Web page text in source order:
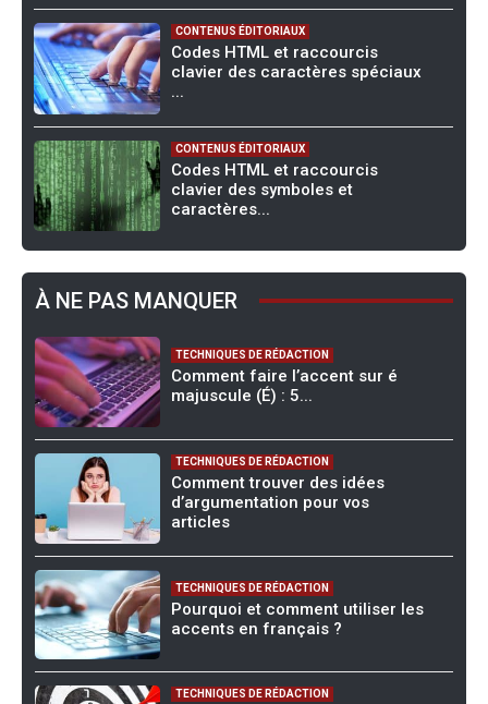
CONTENUS ÉDITORIAUX
Codes HTML et raccourcis
clavier des caractères spéciaux
...
CONTENUS ÉDITORIAUX
Codes HTML et raccourcis
clavier des symboles et
caractères...
À NE PAS MANQUER
TECHNIQUES DE RÉDACTION
Comment faire l’accent sur é
majuscule (É) : 5...
TECHNIQUES DE RÉDACTION
Comment trouver des idées
d’argumentation pour vos
articles
TECHNIQUES DE RÉDACTION
Pourquoi et comment utiliser les
accents en français ?
TECHNIQUES DE RÉDACTION